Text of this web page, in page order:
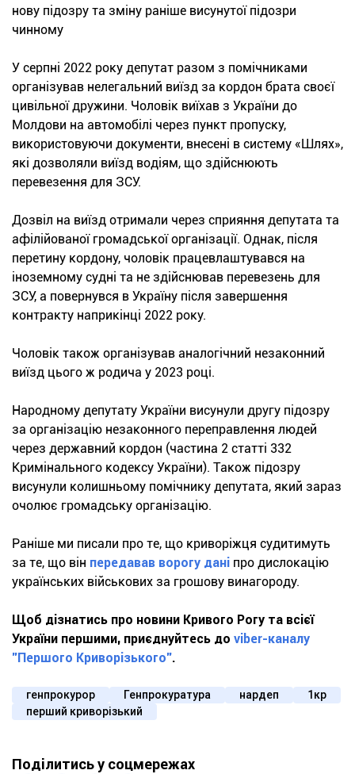
нову підозру та зміну раніше висунутої підозри
чинному
У серпні 2022 року депутат разом з помічниками
організував нелегальний виїзд за кордон брата своєї
цивільної дружини. Чоловік виїхав з України до
Молдови на автомобілі через пункт пропуску,
використовуючи документи, внесені в систему «Шлях»,
які дозволяли виїзд водіям, що здійснюють
перевезення для ЗСУ.
Дозвіл на виїзд отримали через сприяння депутата та
афілійованої громадської організації. Однак, після
перетину кордону, чоловік працевлаштувався на
іноземному судні та не здійснював перевезень для
ЗСУ, а повернувся в Україну після завершення
контракту наприкінці 2022 року.
Чоловік також організував аналогічний незаконний
виїзд цього ж родича у 2023 році.
Народному депутату України висунули другу підозру
за організацію незаконного переправлення людей
через державний кордон (частина 2 статті 332
Кримінального кодексу України). Також підозру
висунули колишньому помічнику депутата, який зараз
очолює громадську організацію.
Раніше ми писали про те, що криворіжця судитимуть
за те, що він передавав ворогу дані про дислокацію
українських військових за грошову винагороду.
Щоб дізнатись про новини Кривого Рогу та всієї
України першими, приєднуйтесь до viber-каналу
"Першого Криворізького".
генпрокурор Генпрокуратура нардеп
1кр
перший криворізький
Поділитись у соцмережах